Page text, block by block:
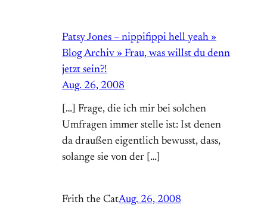
Patsy Jones – nippifippi hell yeah »
Blog Archiv » Frau, was willst du denn
jetzt sein?!
Aug. 26, 2008
[…] Frage, die ich mir bei solchen
Umfragen immer stelle ist: Ist denen
da draußen eigentlich bewusst, dass,
solange sie von der […]
Frith the CatAug. 26, 2008